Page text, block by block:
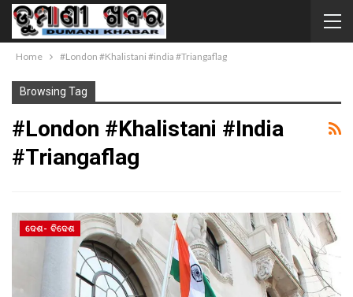
Home #London #Khalistani #india #Triangaflag
Browsing Tag
#London #Khalistani #india
#Triangaflag
ଦେଶ- ବିଦେଶ